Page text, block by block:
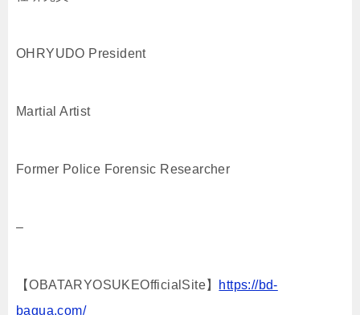
OHRYUDO President
Martial Artist
Former Police Forensic Researcher
–
【OBATARYOSUKEOfficialSite】 https://bd-
bagua.com/